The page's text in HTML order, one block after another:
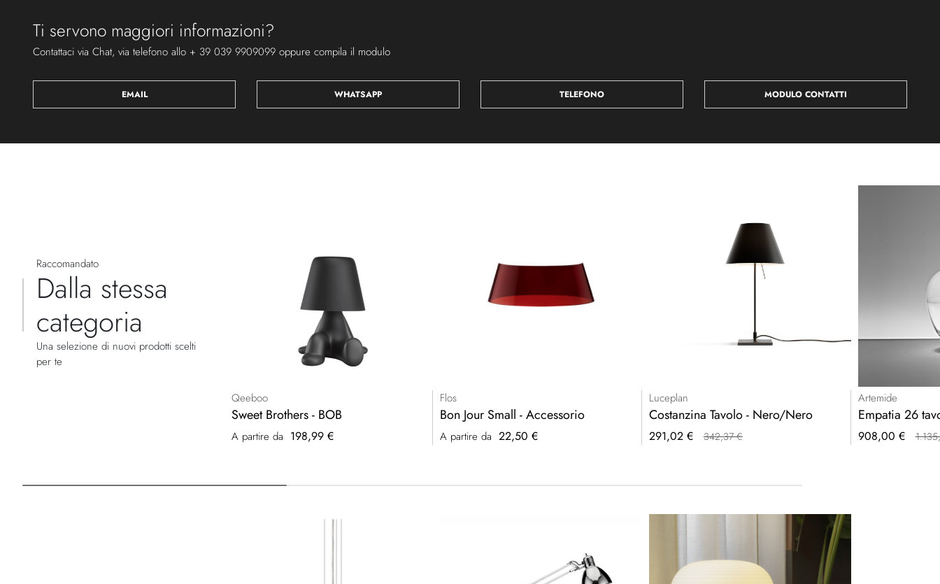
Ti servono maggiori informazioni?
Contattaci via Chat, via telefono allo + 39 039 9909099 oppure compila il modulo
EMAIL WHATSAPP TELEFONO MODULO CONTATTI
Raccomandato
Dalla stessa
categoria
Una selezione di nuovi prodotti scelti
per te
Qeeboo
Sweet Brothers - BOB
A partire da 198,99 €
Flos
Bon Jour Small - Accessorio
A partire da 22,50 €
Luceplan
Costanzina Tavolo - Nero/Nero
Prezzo
291,02 € 342,37 €
Artemide
Empatia 26
Prezzo
908,00 €